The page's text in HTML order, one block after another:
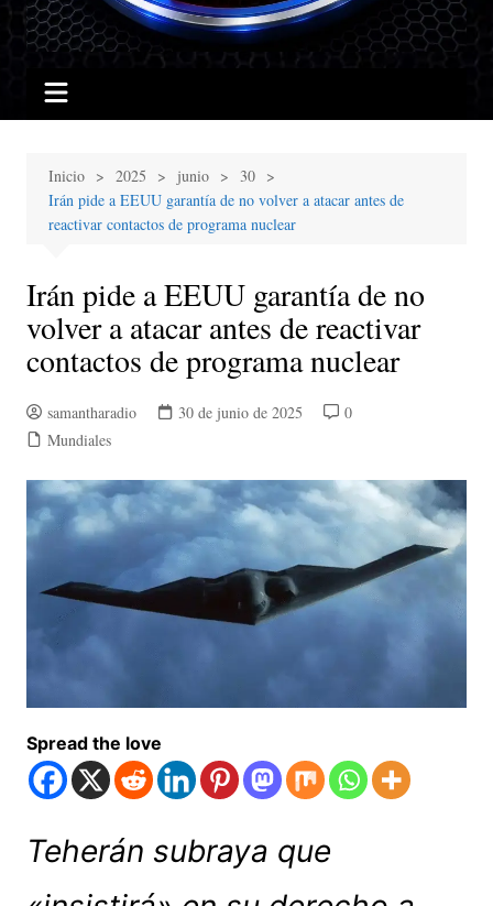
Inicio 2025 junio
30
Irán pide a EEUU garantía de no volver a atacar antes de
reactivar contactos de programa nuclear
Irán pide a EEUU garantía de no
volver a atacar antes de reactivar
contactos de programa nuclear
samantharadio 30 de junio de 2025
0
Mundiales
Spread the love
Teherán subraya que